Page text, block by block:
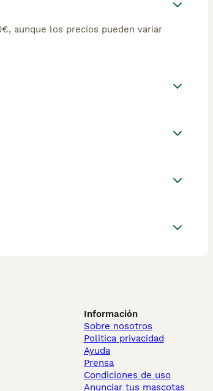
aunque los precios pueden variar
Información
Sobre nosotros
Politica privacidad
Ayuda
Prensa
Condiciones de uso
Anunciar tus mascotas